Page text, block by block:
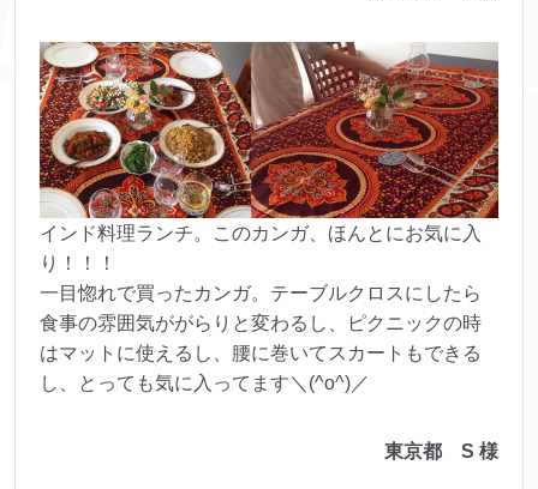
インド料理ランチ。このカンガ、ほんとにお気に入
り！！！
一目惚れで買ったカンガ。テーブルクロスにしたら
食事の雰囲気ががらりと変わるし、ピクニックの時
はマットに使えるし、腰に巻いてスカートもできる
し、とっても気に入ってます＼(^o^)／
東京都 S 様